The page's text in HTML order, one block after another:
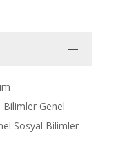
Bilimler Genel
Sosyal Bilimler